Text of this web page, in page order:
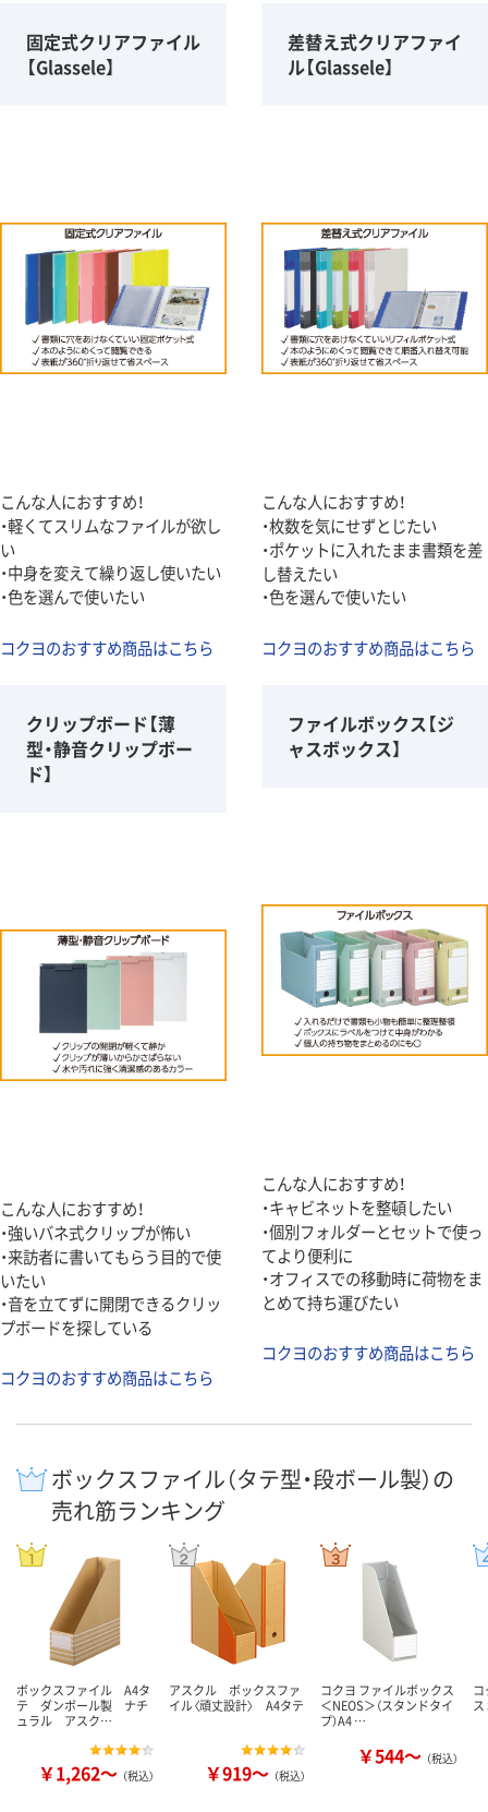
固定式クリアファイル
【Glassele】
こんな人におすすめ！
・軽くてスリムなファイルが欲し
い
・中身を変えて繰り返し使いたい
・色を選んで使いたい
コクヨのおすすめ商品はこちら
差替え式クリアファイ
ル【Glassele】
こんな人におすすめ！
・枚数を気にせずとじたい
・ポケットに入れたまま書類を差
し替えたい
・色を選んで使いたい
コクヨのおすすめ商品はこちら
クリップボード【薄
型・静音クリップボー
ド】
こんな人におすすめ！
・強いバネ式クリップが怖い
・来訪者に書いてもらう目的で使
いたい
・音を立てずに開閉できるクリッ
プボードを探している
コクヨのおすすめ商品はこちら
ファイルボックス【ジ
ャスボックス】
こんな人におすすめ！
・キャビネットを整頓したい
・個別フォルダーとセットで使っ
てより便利に
・オフィスでの移動時に荷物をま
とめて持ち運びたい
コクヨのおすすめ商品はこちら
ボックスファイル（タテ型・段ボール製）の
売れ筋ランキング
ボックスファイル A4タ
テ ダンボール製 ナチ
ュラル アスク…
￥1,262～ （税込）
アスクル ボックスファ
イル〈頑丈設計〉 A4タテ
￥919～ （税込）
コクヨ ファイルボックス
＜NEOS＞（スタンドタイ
プ）A4 …
￥544～ （税込）